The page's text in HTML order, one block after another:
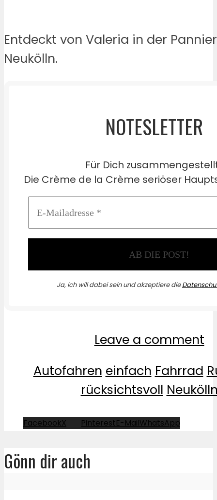
Entdeckt von Valeria in der
Neukölln.
NOTESLETTER
Für Dich
Die Crème de la Crème seriöser
Ja, ich will dabei sein und akzeptiere die
Leave a comment
Autofahren einfach Fahrrad
rücksichtsvoll
FacebookX PinterestE-MailWhatsApp
Gönn dir auch